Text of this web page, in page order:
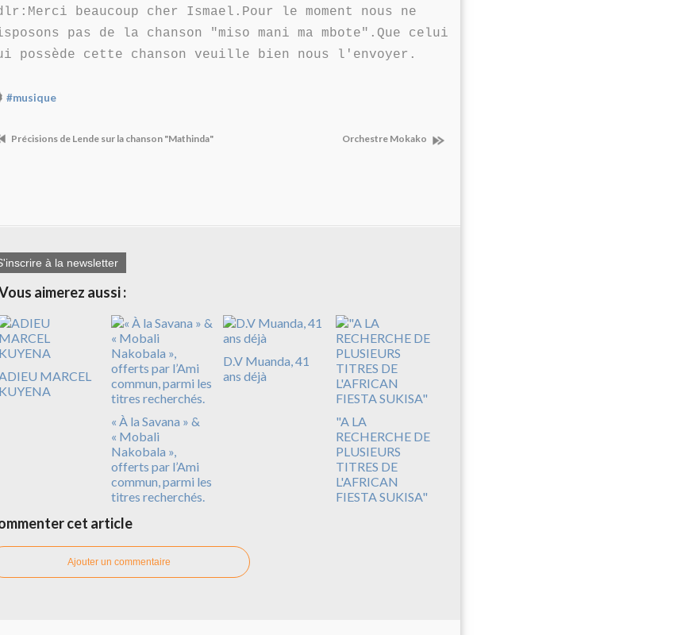
beaucoup cher Ismael.Pour le moment nous ne
pas de la chanson "miso mani ma mbote".Que celui
possède cette chanson veuille bien nous l'envoyer.
#musique
Précisions de Lende sur la chanson "Mathinda" Orchestre Mokako
à la newsletter
aimerez aussi :
ADIEU MARCEL
KUYENA
« À la Savana » &
« Mobali
Nakobala »,
offerts par l’Ami
commun, parmi les
titres recherchés.
D.V Muanda, 41
ans déjà
"A LA
RECHERCHE DE
PLUSIEURS
TITRES DE
L'AFRICAN
FIESTA SUKISA"
cet article
Ajouter un commentaire